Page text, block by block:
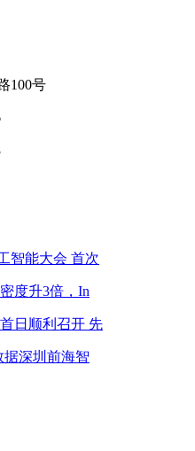
100号
智能大会 首次
度升3倍，In
日顺利召开 先
据深圳前海智